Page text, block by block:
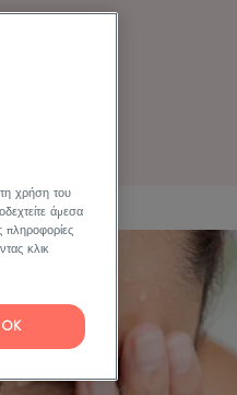
τη χρήση του
άμεσα
πληροφορίες
κλικ
OK